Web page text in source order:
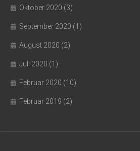
Oktober 2020 (3)
September 2020 (1)
August 2020 (2)
Juli 2020 (1)
Februar 2020 (10)
Februar 2019 (2)